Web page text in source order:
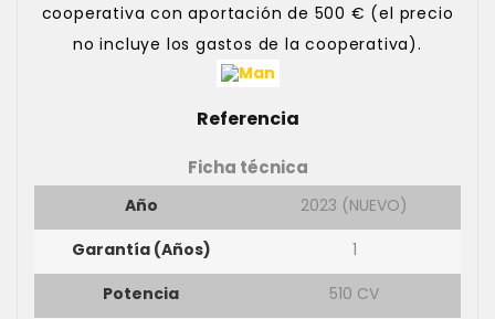
cooperativa con aportación de 500 € (el precio
no incluye los gastos de la cooperativa).
Referencia
Ficha técnica
Año
2023 (NUEVO)
Garantía (años)
1
Potencia
510 CV